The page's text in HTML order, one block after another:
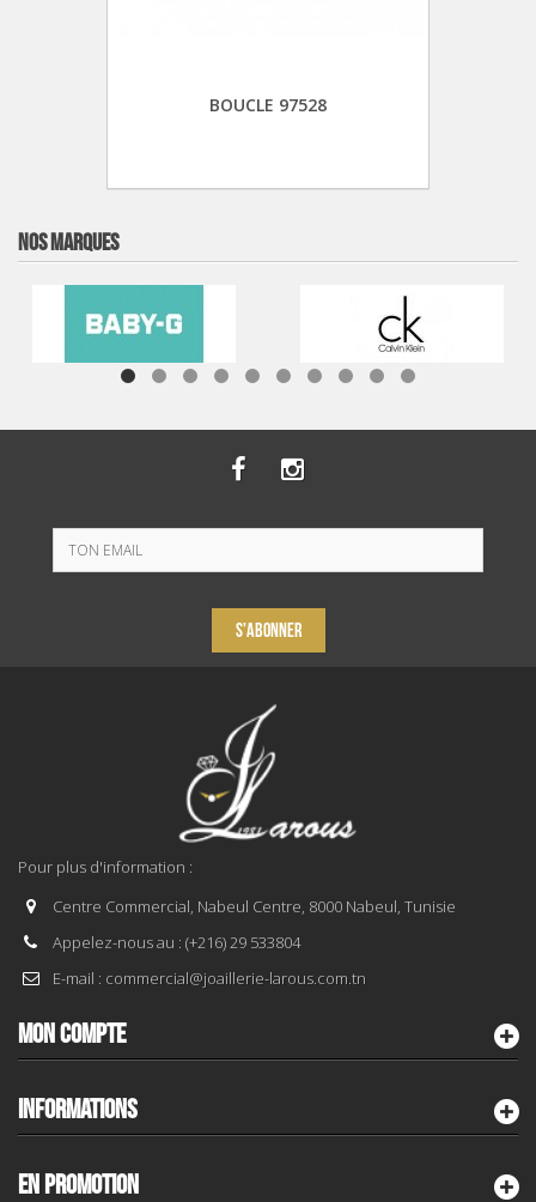
BOUCLE 97528
NOS MARQUES
S'ABONNER
Pour plus d'information :
Centre Commercial, Nabeul Centre, 8000 Nabeul, Tunisie
Appelez-nous au : (+216) 29 533804
E-mail : commercial@joaillerie-larous.com.tn
MON COMPTE
INFORMATIONS
EN PROMOTION